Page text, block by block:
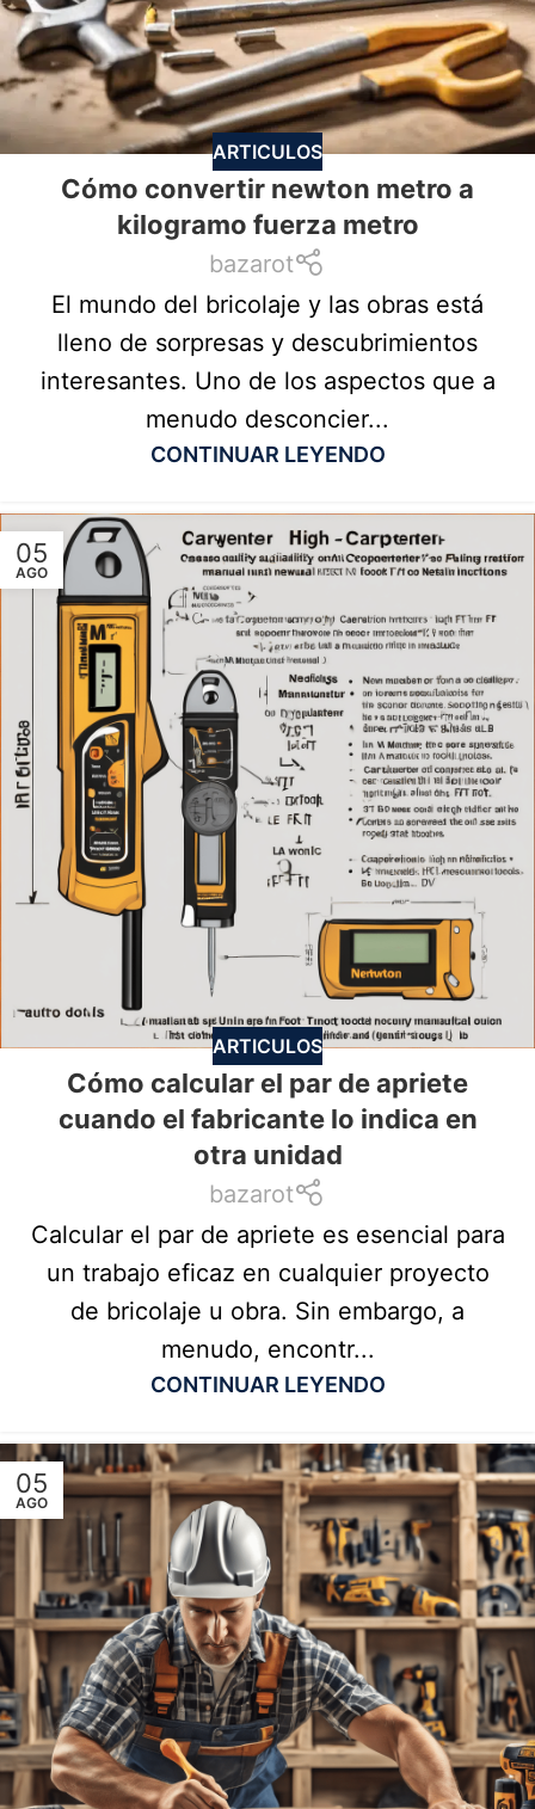
ARTICULOS
Cómo convertir newton metro a
kilogramo fuerza metro
bazarot
El mundo del bricolaje y las obras está
lleno de sorpresas y descubrimientos
interesantes. Uno de los aspectos que a
menudo desconcier...
CONTINUAR LEYENDO
05
AGO
ARTICULOS
Cómo calcular el par de apriete
cuando el fabricante lo indica en
otra unidad
bazarot
Calcular el par de apriete es esencial para
un trabajo eficaz en cualquier proyecto
de bricolaje u obra. Sin embargo, a
menudo, encontr...
CONTINUAR LEYENDO
05
AGO